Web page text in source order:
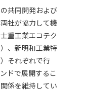
共同開発および
社が協力して機
重工業エコテク
、新明和工業特
それぞれで行
ドで展開するこ
係を維持してい